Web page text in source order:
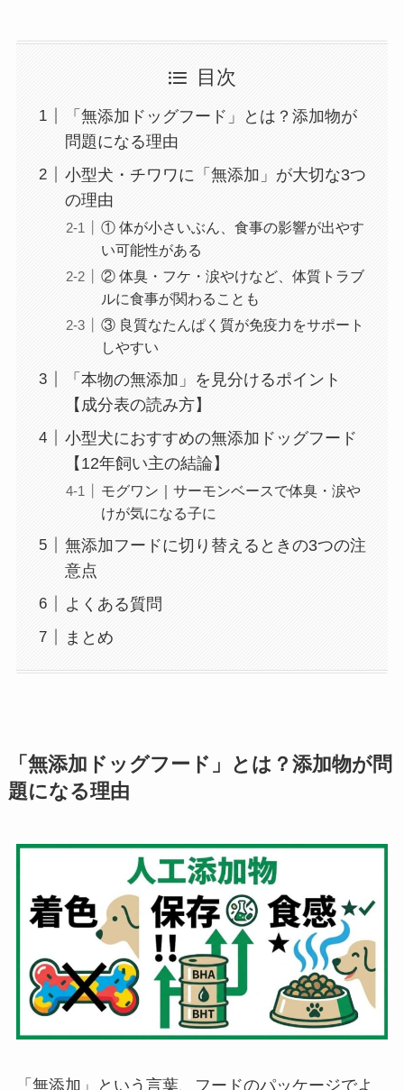
目次
「無添加ドッグフード」とは？添加物が
問題になる理由
小型犬・チワワに「無添加」が大切な3つ
の理由
① 体が小さいぶん、食事の影響が出やす
い可能性がある
② 体臭・フケ・涙やけなど、体質トラブ
ルに食事が関わることも
③ 良質なたんぱく質が免疫力をサポート
しやすい
「本物の無添加」を見分けるポイント
【成分表の読み方】
小型犬におすすめの無添加ドッグフード
【12年飼い主の結論】
モグワン｜サーモンベースで体臭・涙や
けが気になる子に
無添加フードに切り替えるときの3つの注
意点
よくある質問
まとめ
「無添加ドッグフード」とは？添加物が問
題になる理由
「無添加」という言葉、フードのパッケージでよ